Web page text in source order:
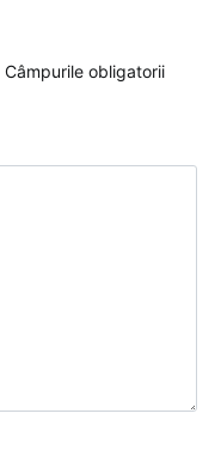
Câmpurile obligatorii